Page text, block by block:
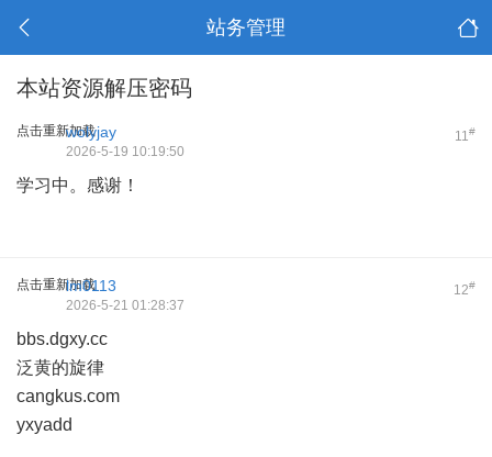
站务管理
本站资源解压密码
点击重新加载 11#
wolyjay
2026-5-19 10:19:50
学习中。感谢！
点击重新加载 12#
lm0113
2026-5-21 01:28:37
bbs.dgxy.cc
泛黄的旋律
cangkus.com
yxyadd